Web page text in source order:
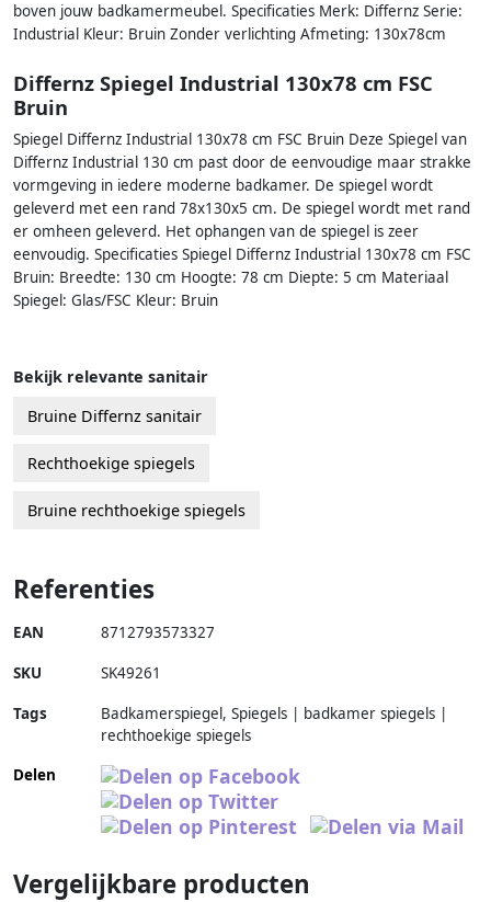
boven jouw badkamermeubel. Specificaties Merk: Differnz Serie:
Industrial Kleur: Bruin Zonder verlichting Afmeting: 130x78cm
Differnz Spiegel Industrial 130x78 cm FSC
Bruin
Spiegel Differnz Industrial 130x78 cm FSC Bruin Deze Spiegel van
Differnz Industrial 130 cm past door de eenvoudige maar strakke
vormgeving in iedere moderne badkamer. De spiegel wordt
geleverd met een rand 78x130x5 cm. De spiegel wordt met rand
er omheen geleverd. Het ophangen van de spiegel is zeer
eenvoudig. Specificaties Spiegel Differnz Industrial 130x78 cm FSC
Bruin: Breedte: 130 cm Hoogte: 78 cm Diepte: 5 cm Materiaal
Spiegel: Glas/FSC Kleur: Bruin
Bekijk relevante sanitair
Bruine Differnz sanitair
Rechthoekige spiegels
Bruine rechthoekige spiegels
Referenties
EAN 8712793573327
SKU SK49261
Tags
Badkamerspiegel, Spiegels | badkamer spiegels |
rechthoekige spiegels
Delen
Vergelijkbare producten